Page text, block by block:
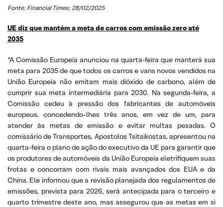
Fonte: Financial Times; 28/02/2025
UE diz que mantém a meta de carros com emissão zero até
2035
“A Comissão Europeia anunciou na quarta-feira que manterá sua
meta para 2035 de que todos os carros e vans novos vendidos na
União Europeia não emitam mais dióxido de carbono, além de
cumprir sua meta intermediária para 2030. Na segunda-feira, a
Comissão cedeu à pressão dos fabricantes de automóveis
europeus, concedendo-lhes três anos, em vez de um, para
atender às metas de emissão e evitar multas pesadas. O
comissário de Transportes, Apostolos Tsitsikostas, apresentou na
quarta-feira o plano de ação do executivo da UE para garantir que
os produtores de automóveis da União Europeia eletrifiquem suas
frotas e concorram com rivais mais avançados dos EUA e da
China. Ele informou que a revisão planejada dos regulamentos de
emissões, prevista para 2026, será antecipada para o terceiro e
quarto trimestre deste ano, mas assegurou que as metas em si